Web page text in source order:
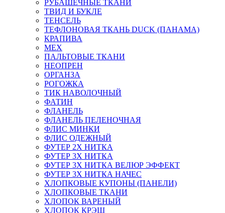
РУБАШЕЧНЫЕ ТКАНИ
ТВИД И БУКЛЕ
ТЕНСЕЛЬ
ТЕФЛОНОВАЯ ТКАНЬ DUCK (ПАНАМА)
КРАПИВА
МЕХ
ПАЛЬТОВЫЕ ТКАНИ
НЕОПРЕН
ОРГАНЗА
РОГОЖКА
ТИК НАВОЛОЧНЫЙ
ФАТИН
ФЛАНЕЛЬ
ФЛАНЕЛЬ ПЕЛЕНОЧНАЯ
ФЛИС МИНКИ
ФЛИС ОДЕЖНЫЙ
ФУТЕР 2Х НИТКА
ФУТЕР 3Х НИТКА
ФУТЕР 3Х НИТКА ВЕЛЮР ЭФФЕКТ
ФУТЕР 3Х НИТКА НАЧЕС
ХЛОПКОВЫЕ КУПОНЫ (ПАНЕЛИ)
ХЛОПКОВЫЕ ТКАНИ
ХЛОПОК ВАРЕНЫЙ
ХЛОПОК КРЭШ